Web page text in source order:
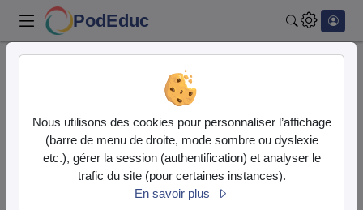
PodEduc
Enseigner l'anglais en SEGPA #2
Nous utilisons des cookies pour personnaliser l’affichage
(barre de menu de droite, mode sombre ou dyslexie
etc.), gérer la session (authentification) et analyser le
trafic du site (pour certaines instances).
En savoir plus